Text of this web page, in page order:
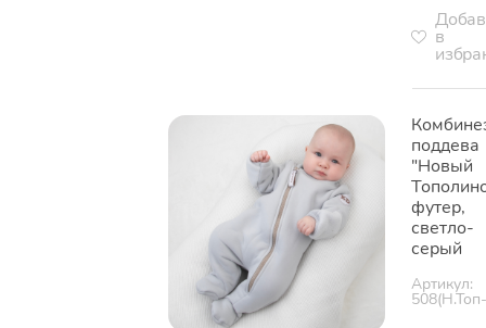
в
поддева
"Новый
футер,
светло-
серый
Артикул: